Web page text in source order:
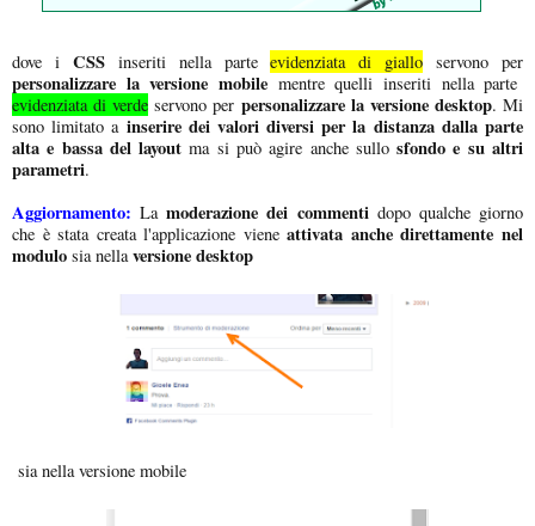
dove i CSS inseriti nella parteevidenziata di giallo servono per
personalizzare la versione mobile mentre quelli inseriti nella parte
evidenziata di verde servono per personalizzare la versione desktop. Mi
sono limitato a inserire dei valori diversi per la distanza dalla parte
alta e bassa del layout ma si può agire anche sullosfondo e su altri
parametri.
Aggiornamento: Lamoderazione dei commentidopo qualche giorno
che è stata creata l'applicazione vieneattivata anche direttamente nel
modulo sia nellaversione desktop
sia nella versione mobile